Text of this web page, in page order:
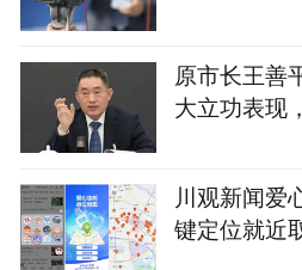
原市长王善
大立功表现
川观新闻爱
键定位就近